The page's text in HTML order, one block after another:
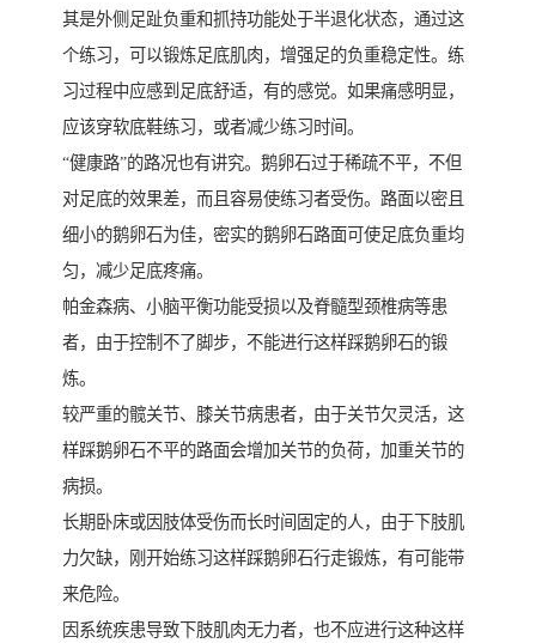
其是外侧足趾负重和抓持功能处于半退化状态，通过这
个练习，可以锻炼足底肌肉，增强足的负重稳定性。练
习过程中应感到足底舒适，有的感觉。如果痛感明显，
应该穿软底鞋练习，或者减少练习时间。
“健康路”的路况也有讲究。鹅卵石过于稀疏不平，不但
对足底的效果差，而且容易使练习者受伤。路面以密且
细小的鹅卵石为佳，密实的鹅卵石路面可使足底负重均
匀，减少足底疼痛。
帕金森病、小脑平衡功能受损以及脊髓型颈椎病等患
者，由于控制不了脚步，不能进行这样踩鹅卵石的锻
炼。
较严重的髋关节、膝关节病患者，由于关节欠灵活，这
样踩鹅卵石不平的路面会增加关节的负荷，加重关节的
病损。
长期卧床或因肢体受伤而长时间固定的人，由于下肢肌
力欠缺，刚开始练习这样踩鹅卵石行走锻炼，有可能带
来危险。
因系统疾患导致下肢肌肉无力者，也不应进行这种这样